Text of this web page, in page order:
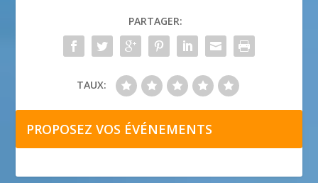
PARTAGER:
TAUX:
PROPOSEZ VOS ÉVÉNEMENTS